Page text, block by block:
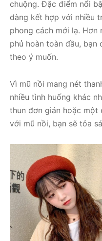
chuộng. Đặc điểm nổi
dàng kết hợp với nhiều
phong cách mới lạ. Hơn
phủ hoàn toàn đầu,
theo ý muốn.
Vì mũ nồi mang nét
nhiều tình huống khác
thun đơn giản hoặc
với mũ nồi, bạn sẽ tỏa